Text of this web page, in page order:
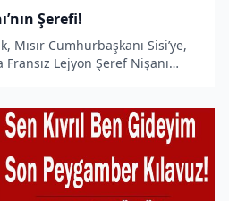
Şerefi!
Mısır Cumhurbaşkanı Sisi’ye,
Fransız Lejyon Şeref Nişanı